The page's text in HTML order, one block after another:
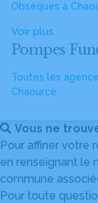
Obsèques à
Voir plus
Pompes
Toutes les
Chaource
Vous ne
Pour affiner votre
en renseignant le
commune
Pour toute